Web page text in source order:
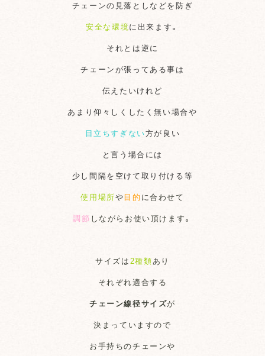
チェーンの見落としなどを防ぎ
安全な環境に出来ます。
それとは逆に
チェーンが張ってある事は
伝えたいけれど
あまり仰々しくしたく無い場合や
目立ちすぎない方が良い
と言う場合には
少し間隔を空けて取り付ける等
使用場所や目的 に合わせて
調節 しながらお使い頂けます。
サイズは2種類あり
それぞれ適合する
チェーン線径サイズが
決まっていますので
お手持ちのチェーンや